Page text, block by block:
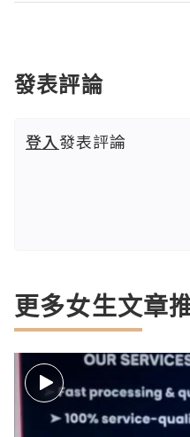
發表評論
登入發表評論
更多女生文章